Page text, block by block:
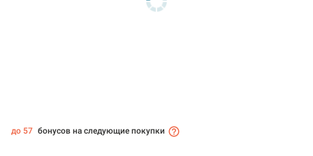
до 57 бонусов на следующие покупки